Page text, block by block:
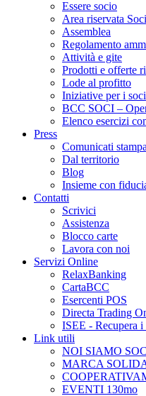
Essere socio
Area riservata Soci
Assemblea
Regolamento
Attività e gite
Prodotti e offerte
Lode al profitto
Iniziative per i soci
BCC SOCI –
Elenco esercizi
Press
Comunicati stampa
Dal territorio
Blog
Insieme con
Contatti
Scrivici
Assistenza
Blocco carte
Lavora con noi
Servizi Online
RelaxBanking
CartaBCC
Esercenti POS
Directa Trading
ISEE - Recupera
Link utili
NOI SIAMO
MARCA
EVENTI 130mo